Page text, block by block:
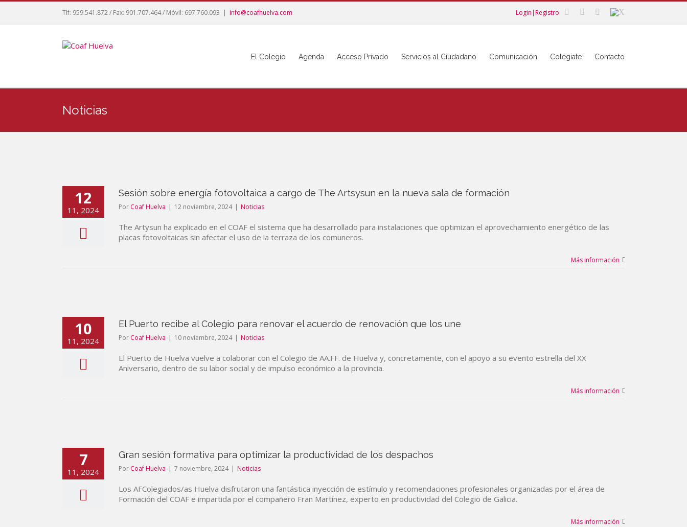
Tlf: 959.541.872 / Fax: 901.707.464 / Móvil: 697.760.093 | info@coafhuelva.com Login|Registro
El Colegio Agenda Acceso Privado Servicios al Ciudadano Comunicación Colégiate Contacto
Noticias
12
11, 2024
Sesión sobre energía fotovoltaica a cargo de The Artsysun en la nueva sala de formación
Por Coaf Huelva | 12 noviembre, 2024 | Noticias
The Artysun ha explicado en el COAF el sistema que ha desarrollado para instalaciones que optimizan el aprovechamiento energético de las
placas fotovoltaicas sin afectar el uso de la terraza de los comuneros.
Más información
10
11, 2024
El Puerto recibe al Colegio para renovar el acuerdo de renovación que los une
Por Coaf Huelva | 10 noviembre, 2024 | Noticias
El Puerto de Huelva vuelve a colaborar con el Colegio de AA.FF. de Huelva y, concretamente, con el apoyo a su evento estrella del XX
Aniversario, dentro de su labor social y de impulso económico a la provincia.
Más información
7
11, 2024
Gran sesión formativa para optimizar la productividad de los despachos
Por Coaf Huelva | 7 noviembre, 2024 | Noticias
Los AFColegiados/as Huelva disfrutaron una fantástica inyección de estímulo y recomendaciones profesionales organizadas por el área de
Formación del COAF e impartida por el compañero Fran Martínez, experto en productividad del Colegio de Galicia.
Más información